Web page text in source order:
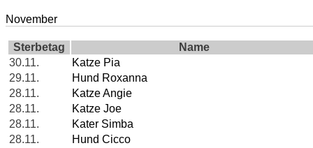
November
Sterbetag
Name
30.11.
Katze Pia
29.11.
Hund Roxanna
28.11.
Katze Angie
28.11.
Katze Joe
28.11.
Kater Simba
28.11.
Hund Cicco